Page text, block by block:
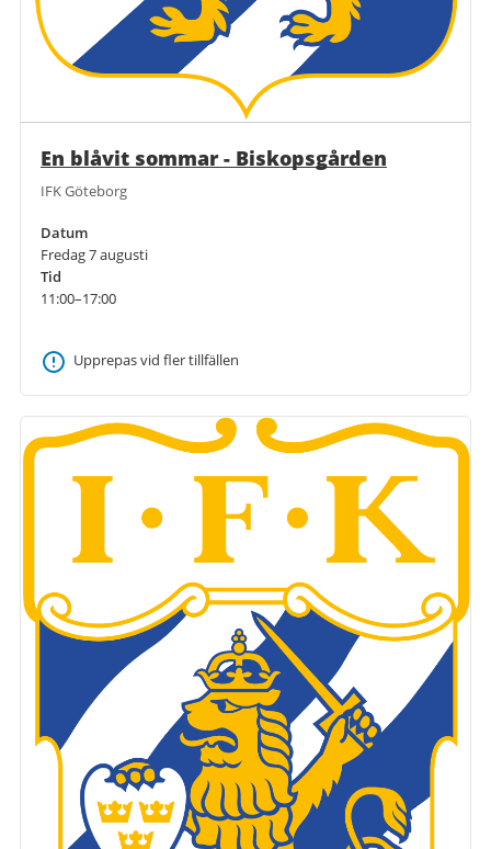
En blåvit sommar - Biskopsgården
IFK Göteborg
Datum
Fredag 7 augusti
Tid
11:00–17:00
Upprepas vid fler tillfällen